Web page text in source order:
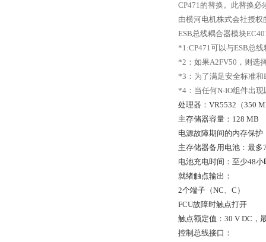
CP471的替换。此替换必
由横河电机株式会社授
ESB总线耦合器模块
*1:CP471可以与ESB总线
*2 ：如果A2FV50，则选
*3 ：为了满足安全标准
*4 ：当任何N-IO组件出
处理器：VR5532（350
主存储器容量：128 MB
电源故障期间的内存保护
主存储器备用电池：最多
电池充电时间：至少48小
就绪触点输出：
2个端子（NC、C）
FCU故障时触点打开
触点额定值：30 V DC，
控制总线接口：